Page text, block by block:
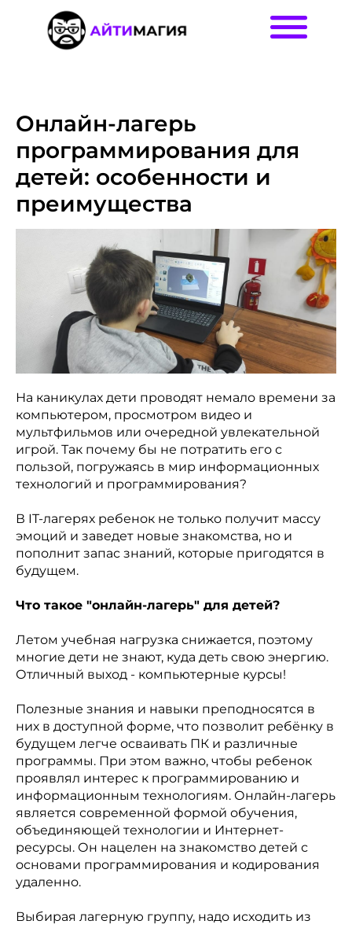
Онлайн-лагерь
программирования для
детей: особенности и
преимущества
На каникулах дети проводят немало времени за
компьютером, просмотром видео и
мультфильмов или очередной увлекательной
игрой. Так почему бы не потратить его с
пользой, погружаясь в мир информационных
технологий и программирования?
В IT-лагерях ребенок не только получит массу
эмоций и заведет новые знакомства, но и
пополнит запас знаний, которые пригодятся в
будущем.
Что такое "онлайн-лагерь" для детей?
Летом учебная нагрузка снижается, поэтому
многие дети не знают, куда деть свою энергию.
Отличный выход - компьютерные курсы!
Полезные знания и навыки преподносятся в
них в доступной форме, что позволит ребёнку в
будущем легче осваивать ПК и различные
программы. При этом важно, чтобы ребенок
проявлял интерес к программированию и
информационным технологиям. Онлайн-лагерь
является современной формой обучения,
объединяющей технологии и Интернет-
ресурсы. Он нацелен на знакомство детей с
основами программирования и кодирования
удаленно.
Выбирая лагерную группу, надо исходить из